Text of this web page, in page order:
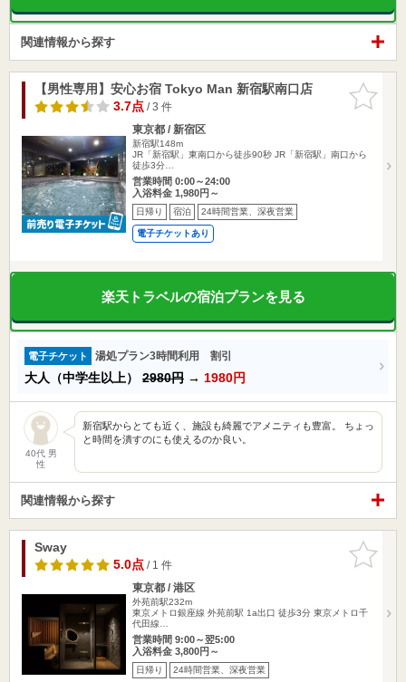
関連情報から探す
お気に入
りに追加
【男性専用】安心お宿 Tokyo Man 新宿駅南口店
3.7点/ 3 件
東京都 / 新宿区
新宿駅148m
JR「新宿駅」東南口から徒歩90秒 JR「新宿駅」南口から
徒歩3分…
営業時間 0:00～24:00
入浴料金 1,980円～
日帰り 宿泊 24時間営業、深夜営業
電子チケットあり
楽天トラベルの宿泊プランを見る
電子チケット 湯処プラン3時間利用 割引
大人（中学生以上） 2980円 → 1980円
40代 男
性
新宿駅からとても近く、施設も綺麗でアメニティも豊富。 ちょっ
と時間を潰すのにも使えるのか良い。
関連情報から探す
お気に入
りに追加
Sway
5.0点/ 1 件
東京都 / 港区
外苑前駅232m
東京メトロ銀座線 外苑前駅 1a出口 徒歩3分 東京メトロ千
代田線…
営業時間 9:00～翌5:00
入浴料金 3,800円～
日帰り 24時間営業、深夜営業